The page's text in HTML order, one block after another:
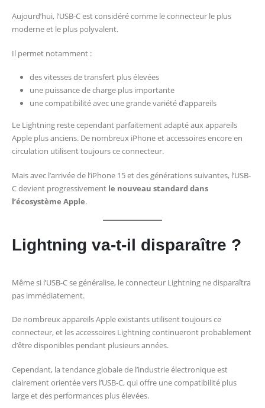
Aujourd’hui, l’USB-C est considéré comme le connecteur le plus
moderne et le plus polyvalent.
Il permet notamment :
des vitesses de transfert plus élevées
une puissance de charge plus importante
une compatibilité avec une grande variété d’appareils
Le Lightning reste cependant parfaitement adapté aux appareils
Apple plus anciens. De nombreux iPhone et accessoires encore en
circulation utilisent toujours ce connecteur.
Mais avec l’arrivée de l’iPhone 15 et des générations suivantes, l’USB-
C devient progressivement le nouveau standard dans
l’écosystème Apple.
Lightning va-t-il disparaître ?
Même si l’USB-C se généralise, le connecteur Lightning ne disparaîtra
pas immédiatement.
De nombreux appareils Apple existants utilisent toujours ce
connecteur, et les accessoires Lightning continueront probablement
d’être disponibles pendant plusieurs années.
Cependant, la tendance globale de l’industrie électronique est
clairement orientée vers l’USB-C, qui offre une compatibilité plus
large et des performances plus élevées.